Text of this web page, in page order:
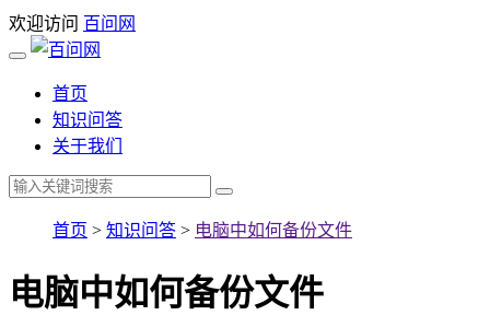
欢迎访问 百问网
首页
知识问答
关于我们
首页 > 知识问答 > 电脑中如何备份文件
电脑中如何备份文件